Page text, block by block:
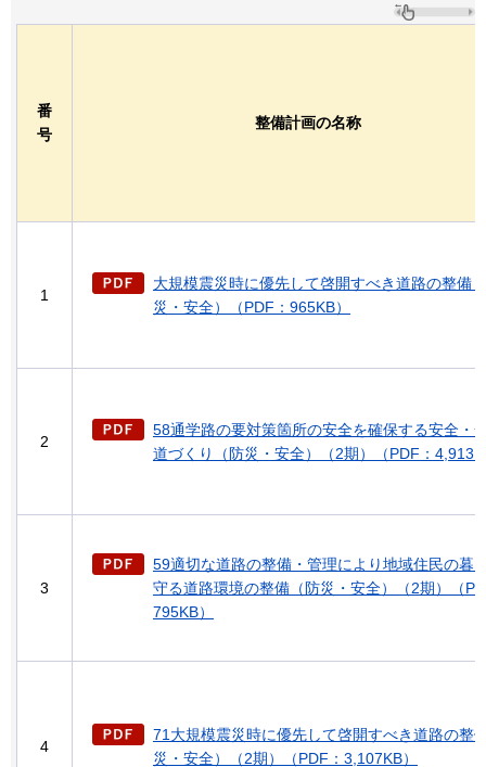
番
号
整備計画の名称
1
大規模震災時に優先して啓開すべき道路の整備
災・安全）（PDF：965KB）
2
58通学路の要対策箇所の安全を確保する安全・
道づくり（防災・安全）（2期）（PDF：
3
59適切な道路の整備・管理により地域住民の暮
守る道路環境の整備（防災・安全）（2期）（
795KB）
4
71大規模震災時に優先して啓開すべき道路の整
災・安全）（2期）（PDF：3,107KB）